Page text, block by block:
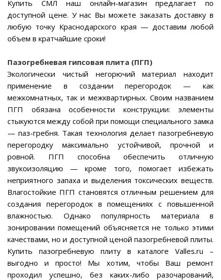
Купить СМЛ наш онлайн-магазин предлагает по
доступной цене. У нас Вы можете заказать доставку в
любую точку Краснодарского края — доставим любой
объем в кратчайшие сроки!
Пазогребневая гипсовая плита (ПГП)
Экологически чистый негорючий материал находит
применение в создании перегородок — как
межкомнатных, так и межквартирных. Своим названием
ПГП обязана особенности конструкции: элементы
стыкуются между собой при помощи специального замка
— паз-гребня. Такая технология делает пазогребневую
перегородку максимально устойчивой, прочной и
ровной. ПГП способна обеспечить отличную
звукоизоляцию — кроме того, помогает избежать
неприятного запаха и выделения токсических веществ.
Влагостойкие ПГП становятся отличным решением для
создания перегородок в помещениях с повышенной
влажностью. Однако популярность материала в
зонировании помещений объясняется не только этими
качествами, но и доступной ценой пазогребневой плиты.
Купить пазогребневую плиту в каталоге Valles.ru –
выгодно и просто! Мы хотим, чтобы Ваш ремонт
проходил успешно, без каких-либо разочарований,